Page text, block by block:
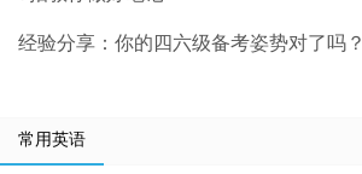
经验分享：你的四六级备考姿势对了吗？
常用英语